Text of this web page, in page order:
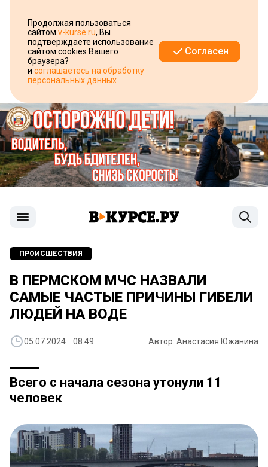
Продолжая пользоваться
сайтом v-kurse.ru, Вы
подтверждаете использование
сайтом cookies Вашего
браузера?
и соглашаетесь на обработку
персональных данных
Согласен
ПРОИСШЕСТВИЯ
В ПЕРМСКОМ МЧС НАЗВАЛИ
САМЫЕ ЧАСТЫЕ ПРИЧИНЫ ГИБЕЛИ
ЛЮДЕЙ НА ВОДЕ
05.07.2024 08:49 Автор: Анастасия Южанина
Всего с начала сезона утонули 11
человек